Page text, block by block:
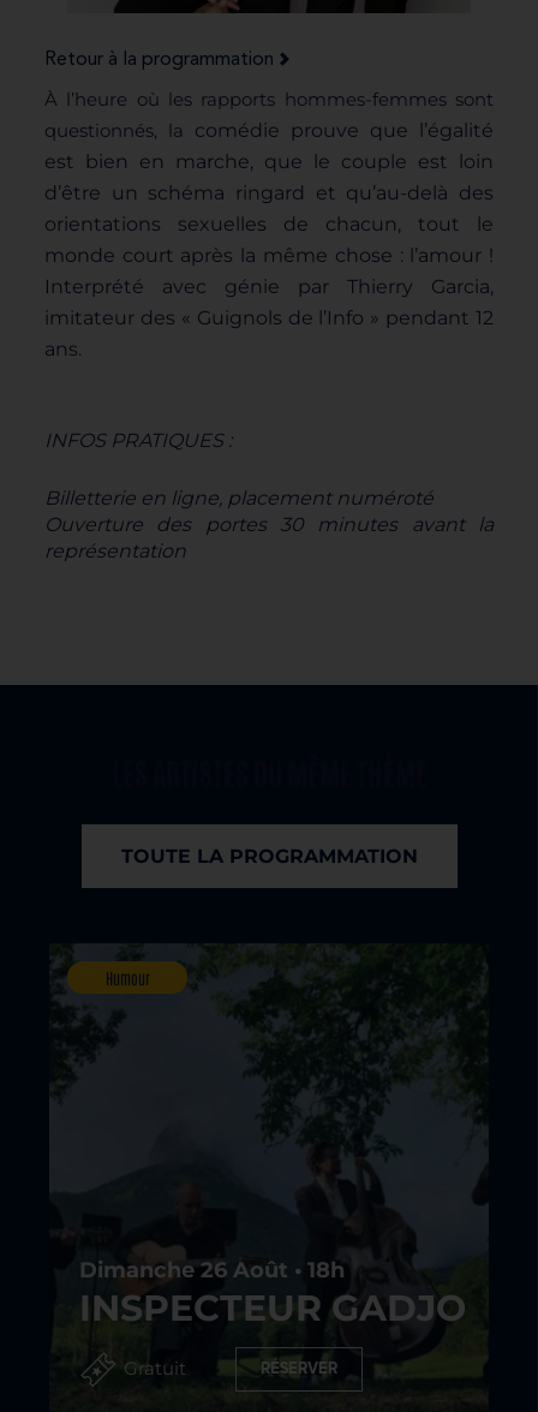
Retour à la programmation
À l’heure où les rapports hommes-femmes sont
questionnés, la comédie prouve que l’égalité
est bien en marche, que le couple est loin
d’être un schéma ringard et qu’au-delà des
orientations sexuelles de chacun, tout le
monde court après la même chose : l’amour !
Interprété avec génie par Thierry Garcia,
imitateur des « Guignols de l’Info » pendant 12
ans.
INFOS PRATIQUES :
Billetterie en ligne, placement numéroté
Ouverture des portes 30 minutes avant la
représentation
TOUTE LA PROGRAMMATION
Humour
Dimanche 26 Août • 18h
INSPECTEUR GADJO
Gratuit RÉSERVER